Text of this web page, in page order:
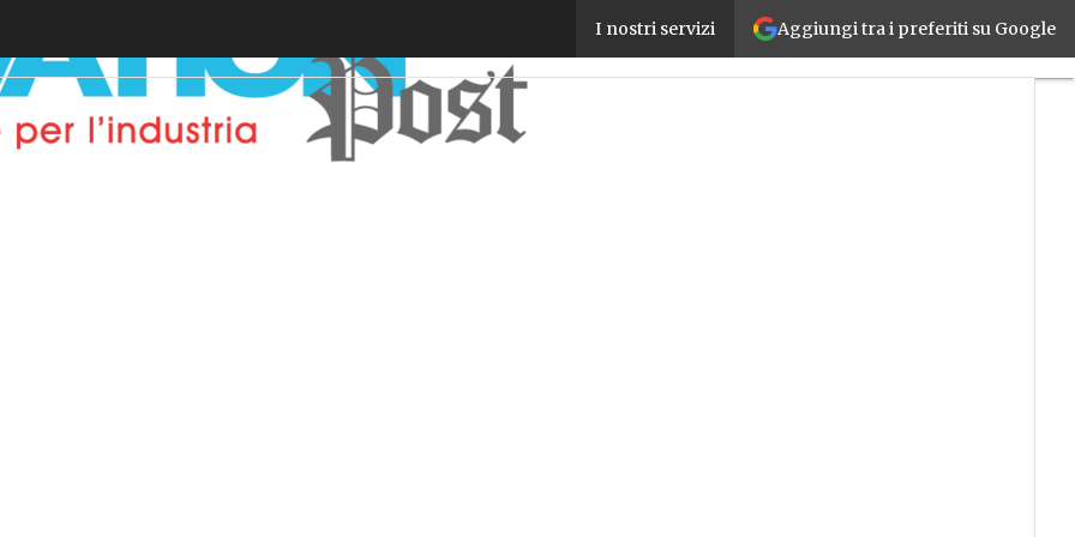
Aggiungi tra i preferiti su Google
I nostri servizi
L’OT nel mirino del cyber crime: crescono le